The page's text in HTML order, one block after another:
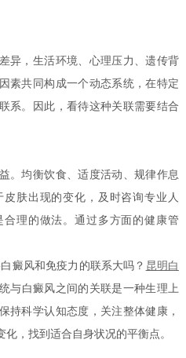
，生活环境、心理压力、遗传背
素共同构成一个动态系统，在特定
系。因此，看待这种关联需要结合
均衡饮食、适度活动、规律作息
肤出现的变化，及时咨询专业人
理的做法。通过多方面的健康管
风和免疫力的联系大吗？ 昆明白
与白癜风之间的关联是一种生理上
持科学认知态度，关注整体健康，
，找到适合自身状况的平衡点。